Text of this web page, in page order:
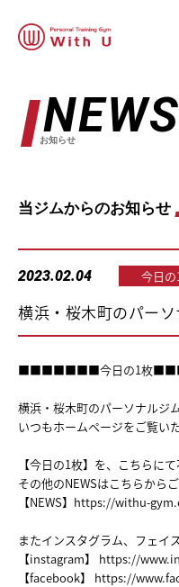
NEWS
お知らせ
当ジムからのお知らせ
2023.02.04 今日
横浜・桜木町のパー
■■■■■■■今日の1枚
横浜・桜木町のパーソナルジ
いつもホームページをご覧い
【今日の1枚】を、こちらに
その他のNEWSはこちらから
【NEWS】 https://withu-
またインスタグラム、フェイ
【instagram】 https://
【facebook】 https://